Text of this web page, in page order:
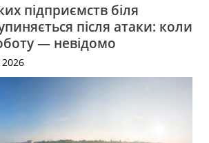
підприємств біля
після атаки: коли
— невідомо